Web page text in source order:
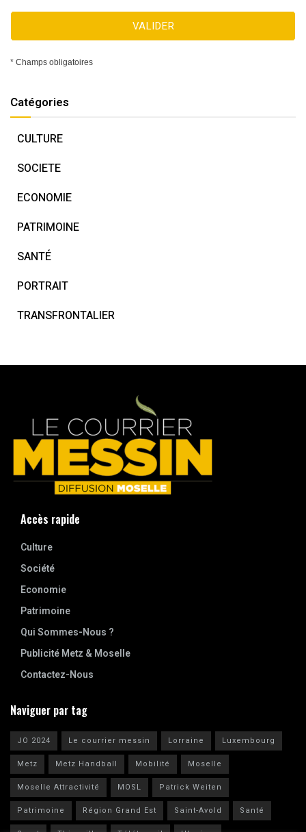
VALIDER
* Champs obligatoires
Catégories
CULTURE
SOCIETE
ECONOMIE
PATRIMOINE
SANTÉ
PORTRAIT
TRANSFRONTALIER
Accès rapide
Culture
Société
Economie
Patrimoine
Qui Sommes-Nous ?
Publicité Metz & Moselle
Contactez-Nous
Naviguer par tag
JO 2024 Le courrier messin Lorraine
Luxembourg
Metz
Metz Handball Mobilité
Moselle
Moselle Attractivité
MOSL
Patrick Weiten
Patrimoine
Région Grand Est Saint-Avold
Santé